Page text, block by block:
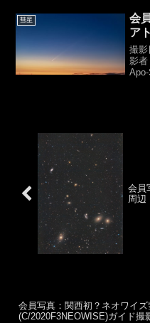
彗星
会
ア
撮影
影者
会員
周辺
会員写真：関西初？ネオワイズ
(C/2020F3NEOWISE)ガイド撮